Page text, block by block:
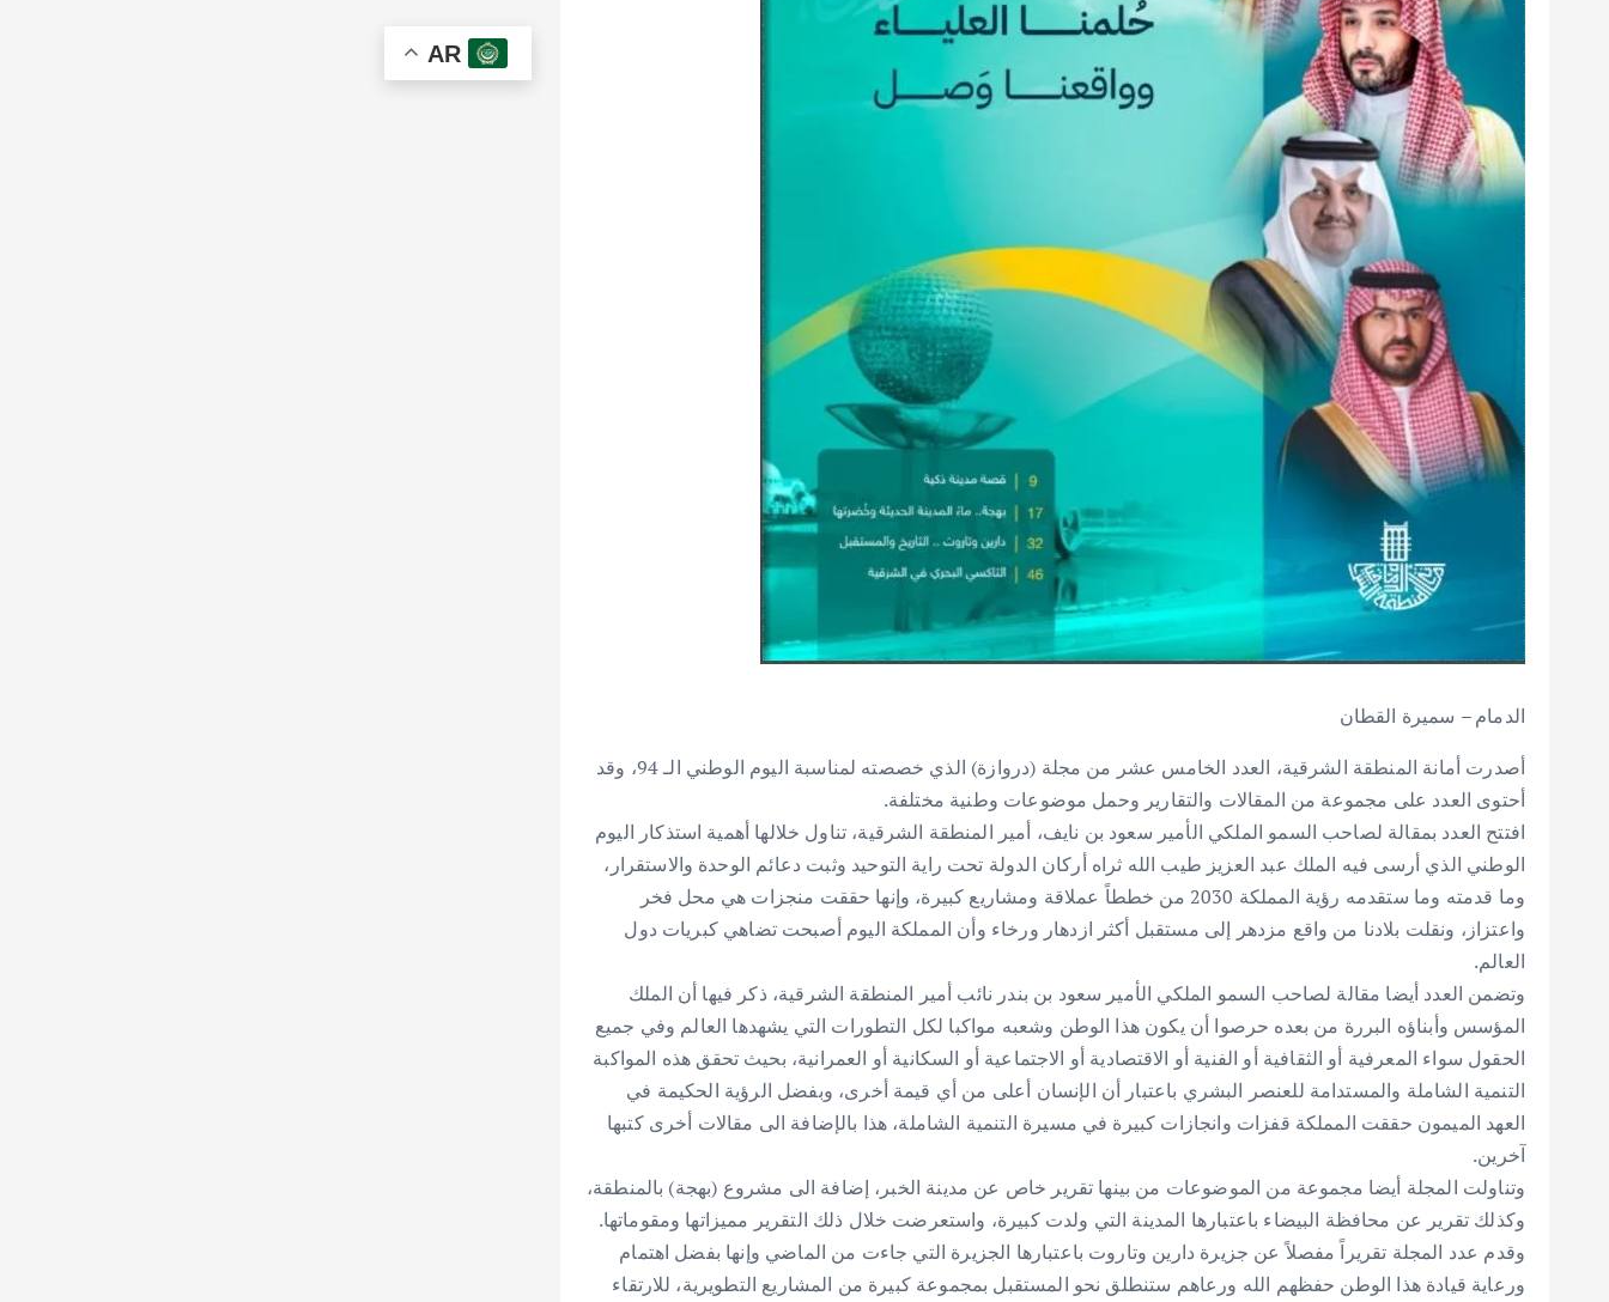
الدمام – سميرة القطان
أصدرت أمانة المنطقة الشرقية، العدد الخامس عشر من مجلة (دروازة) الذي خصصته لمناسبة اليوم الوطني الـ 94، وقد
أحتوى العدد على مجموعة من المقالات والتقارير وحمل موضوعات وطنية مختلفة.
افتتح العدد بمقالة لصاحب السمو الملكي الأمير سعود بن نايف، أمير المنطقة الشرقية، تناول خلالها أهمية استذكار اليوم
الوطني الذي أرسى فيه الملك عبد العزيز طيب الله ثراه أركان الدولة تحت راية التوحيد وثبت دعائم الوحدة والاستقرار،
وما قدمته وما ستقدمه رؤية المملكة 2030 من خططاً عملاقة ومشاريع كبيرة، وإنها حققت منجزات هي محل فخر
واعتزاز، ونقلت بلادنا من واقع مزدهر إلى مستقبل أكثر ازدهار ورخاء وأن المملكة اليوم أصبحت تضاهي كبريات دول
العالم.
وتضمن العدد أيضا مقالة لصاحب السمو الملكي الأمير سعود بن بندر نائب أمير المنطقة الشرقية، ذكر فيها أن الملك
المؤسس وأبناؤه البررة من بعده حرصوا أن يكون هذا الوطن وشعبه مواكبا لكل التطورات التي يشهدها العالم وفي جميع
الحقول سواء المعرفية أو الثقافية أو الفنية أو الاقتصادية أو الاجتماعية أو السكانية أو العمرانية، بحيث تحقق هذه المواكبة
التنمية الشاملة والمستدامة للعنصر البشري باعتبار أن الإنسان أعلى من أي قيمة أخرى، وبفضل الرؤية الحكيمة في
العهد الميمون حققت المملكة قفزات وانجازات كبيرة في مسيرة التنمية الشاملة، هذا بالإضافة الى مقالات أخرى كتبها
آخرين.
وتناولت المجلة أيضا مجموعة من الموضوعات من بينها تقرير خاص عن مدينة الخبر، إضافة الى مشروع (بهجة) بالمنطقة،
وكذلك تقرير عن محافظة البيضاء باعتبارها المدينة التي ولدت كبيرة، واستعرضت خلال ذلك التقرير مميزاتها ومقوماتها.
وقدم عدد المجلة تقريراً مفصلاً عن جزيرة دارين وتاروت باعتبارها الجزيرة التي جاءت من الماضي وإنها بفضل اهتمام
ورعاية قيادة هذا الوطن حفظهم الله ورعاهم ستنطلق نحو المستقبل بمجموعة كبيرة من المشاريع التطويرية، للارتقاء
AR